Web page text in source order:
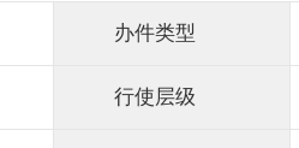
办件类型
行使层级